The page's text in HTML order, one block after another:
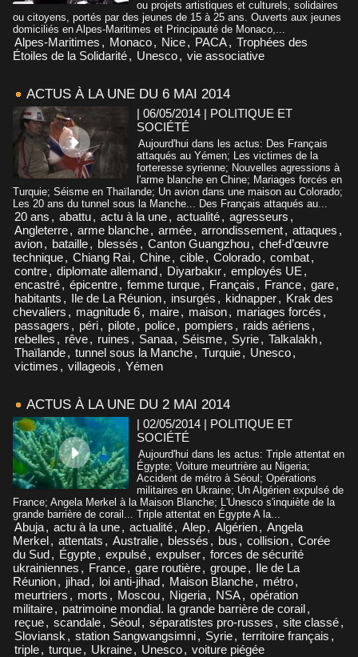
ou projets artistiques et culturels, solidaires
ou citoyens, portés par des jeunes de 15 à 25 ans. Ouverts aux jeunes
domiciliés en Alpes-Maritimes et Principauté de Monaco,...
Alpes-Maritimes , Monaco, Nice, PACA, Trophées des
Étoiles de la Solidarité, Unesco, vie associative
ACTUS À LA UNE DU 6 MAI 2014
| 06/05/2014 | POLITIQUE ET
SOCIÉTÉ
Aujourd'hui dans les actus: Des Français
attaqués au Yémen; Les victimes de la
forteresse syrienne; Nouvelles agressions à
l'arme blanche en Chine; Mariages forcés en
Turquie; Séisme en Thaïlande; Un avion dans une maison au Colorado;
Les 20 ans du tunnel sous la Manche... Des Français attaqués au...
20 ans , abattu, actu à la une, actualité, agresseurs ,
Angleterre, arme blanche, armée, arrondissement, attaques ,
avion, bataille, blessés , Canton Guangzhou, chef-d’œuvre
technique, Chiang Rai, Chine, cible, Colorado, combat,
contre, diplomate allemand, Diyarbakır, employés UE ,
encastré, épicentre, femme turque, Français , France, gare,
habitants , Ile de La Réunion, insurgés , kidnapper, Krak des
chevaliers , magnitude 6, maire, maison, mariages forcés ,
passagers , péri, pilote, police, pompiers , raids aériens ,
rebelles , rêve, ruines , Sanaa, Séisme, Syrie, Talkalakh,
Thaïlande, tunnel sous la Manche, Turquie, Unesco,
victimes , villageois , Yémen
ACTUS À LA UNE DU 2 MAI 2014
| 02/05/2014 | POLITIQUE ET
SOCIÉTÉ
Aujourd'hui dans les actus: Triple attentat en
Égypte; Voiture meurtrière au Nigeria;
Accident de métro à Séoul; Opérations
militaires en Ukraine; Un Algérien expulsé de
France; Angela Merkel à la Maison Blanche; L'Unesco s'inquiète de la
grande barrière de corail... Triple attentat en Égypte A la...
Abuja, actu à la une, actualité, Alep, Algérien, Angela
Merkel, attentats , Australie, blessés , bus , collision, Corée
du Sud, Égypte, expulsé, expulser, forces de sécurité
ukrainiennes , France, gare routière, groupe, Ile de La
Réunion, jihad, loi anti-jihad, Maison Blanche, métro,
meurtriers , morts , Moscou, Nigeria, NSA, opération
militaire, patrimoine mondial. la grande barrière de corail,
reçue, scandale, Séoul, séparatistes pro-russes , site classé,
Sloviansk , station Sangwangsimni, Syrie, territoire français ,
triple, turque, Ukraine, Unesco, voiture piégée